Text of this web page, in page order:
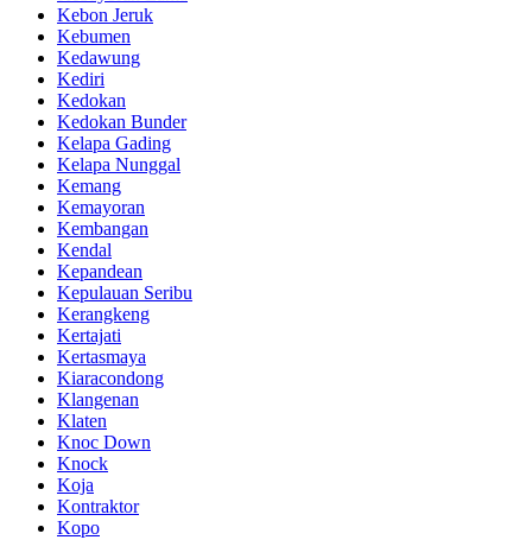
Kebon Jeruk
Kebumen
Kedawung
Kediri
Kedokan
Kedokan Bunder
Kelapa Gading
Kelapa Nunggal
Kemang
Kemayoran
Kembangan
Kendal
Kepandean
Kepulauan Seribu
Kerangkeng
Kertajati
Kertasmaya
Kiaracondong
Klangenan
Klaten
Knoc Down
Knock
Koja
Kontraktor
Kopo